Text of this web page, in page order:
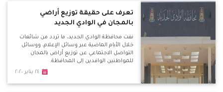
تعرف على حقيقة توزيع أراضي
بالمجان في الوادي الجديد
نفت محافظة الوادي الجديد، ما تردد من شائعات
خلال الأيام الماضية عبر وسائل الإعلام، ووسائل
التواصل الاجتماعي عن توزيع أراض بالمجان
للمواطنين الوافدين إلى المحافظة.
٢٤ يناير ٢٠٢٠